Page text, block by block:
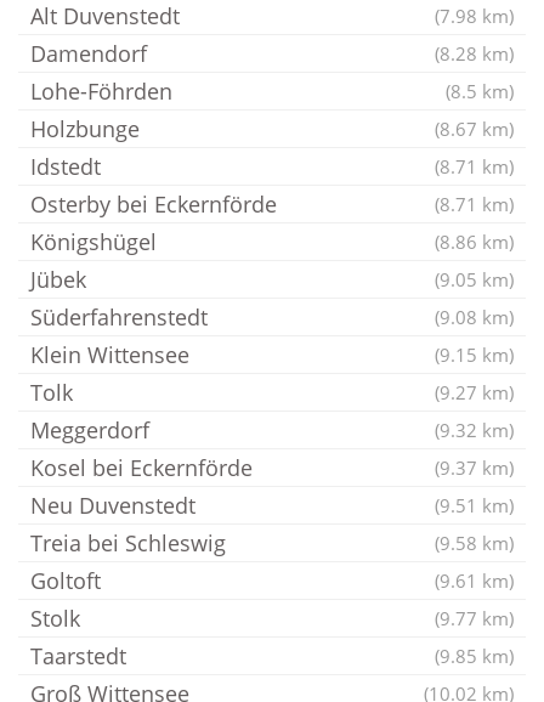
Alt Duvenstedt (7.98 km)
Damendorf (8.28 km)
Lohe-Föhrden (8.5 km)
Holzbunge (8.67 km)
Idstedt (8.71 km)
Osterby bei Eckernförde (8.71 km)
Königshügel (8.86 km)
Jübek (9.05 km)
Süderfahrenstedt (9.08 km)
Klein Wittensee (9.15 km)
Tolk (9.27 km)
Meggerdorf (9.32 km)
Kosel bei Eckernförde (9.37 km)
Neu Duvenstedt (9.51 km)
Treia bei Schleswig (9.58 km)
Goltoft (9.61 km)
Stolk (9.77 km)
Taarstedt (9.85 km)
Groß Wittensee (10.02 km)